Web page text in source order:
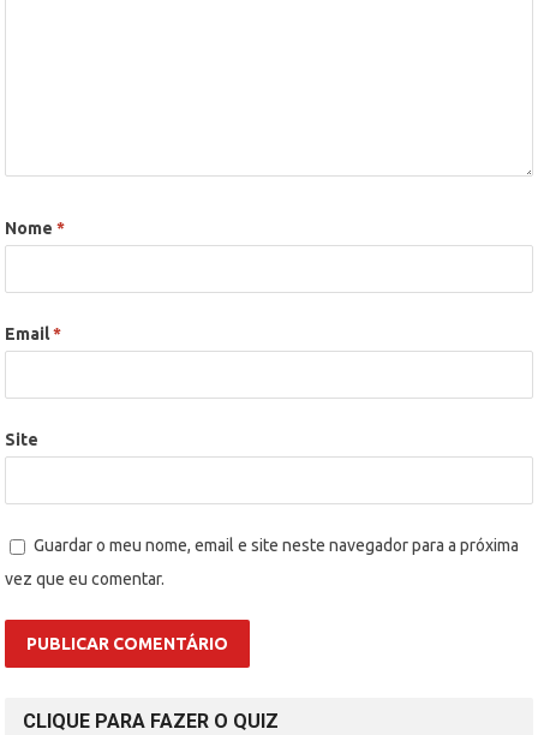
Nome*
Email*
Site
Guardar o meu nome, email e site neste navegador para a próxima
vez que eu comentar.
CLIQUE PARA FAZER O QUIZ